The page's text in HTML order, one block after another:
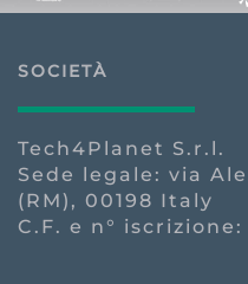
SOCIETÀ
Tech4Planet S.r.l.
Sede legale: via
(RM), 00198 Italy
C.F. e n° iscrizione: